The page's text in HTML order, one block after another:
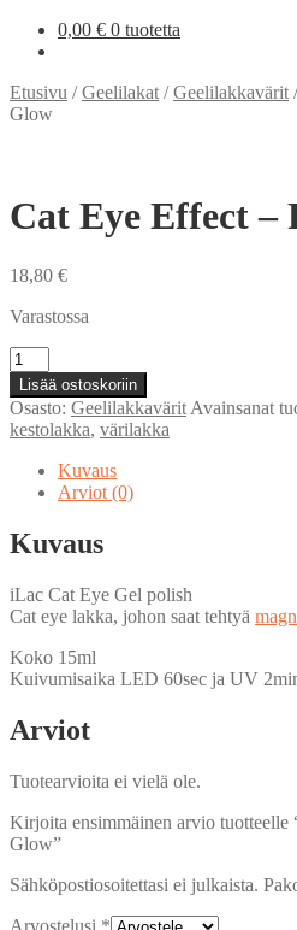
0,00 € 0 tuotetta
Etusivu /Geelilakat /Geelilakkavärit
Glow
Cat Eye Effect
18,80 €
Varastossa
Cat
Eye
Effect
-
Purrfect
Glow
määrä
Lisää ostoskoriin
Osasto: Geelilakkavärit Avainsanat
kestolakka, värilakka
Kuvaus
Arviot (0)
Kuvaus
iLac Cat Eye Gel polish
Cat eye lakka, johon saat tehtyä
Koko 15ml
Kuivumisaika LED 60sec ja UV
Arviot
Tuotearvioita ei vielä ole.
Kirjoita ensimmäinen arvio tuotteelle
Glow”
Sähköpostiosoitettasi ei julkaista.
Arvostelusi *